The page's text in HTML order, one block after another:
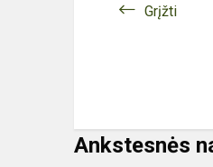
Grįžti
Ankstesnės